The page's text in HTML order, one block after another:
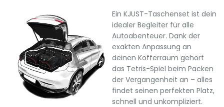
Ein KJUST-Taschenset ist dein
idealer Begleiter für alle
Autoabenteuer. Dank der
exakten Anpassung an
deinen Kofferraum gehört
das Tetris-Spiel beim Packen
der Vergangenheit an – alles
findet seinen perfekten Platz,
schnell und unkompliziert.